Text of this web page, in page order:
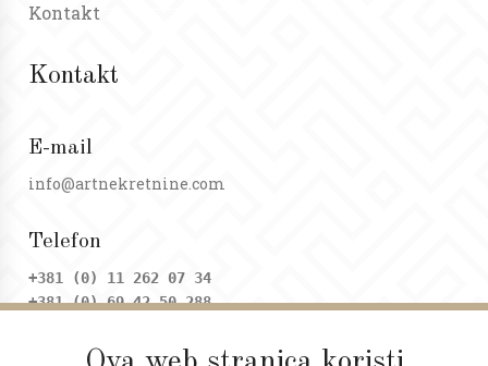
Kontakt
Kontakt
E-mail
info@artnekretnine.com
Telefon
+381 (0) 11 262 07 34
+381 (0) 69 42 50 288
Adresa